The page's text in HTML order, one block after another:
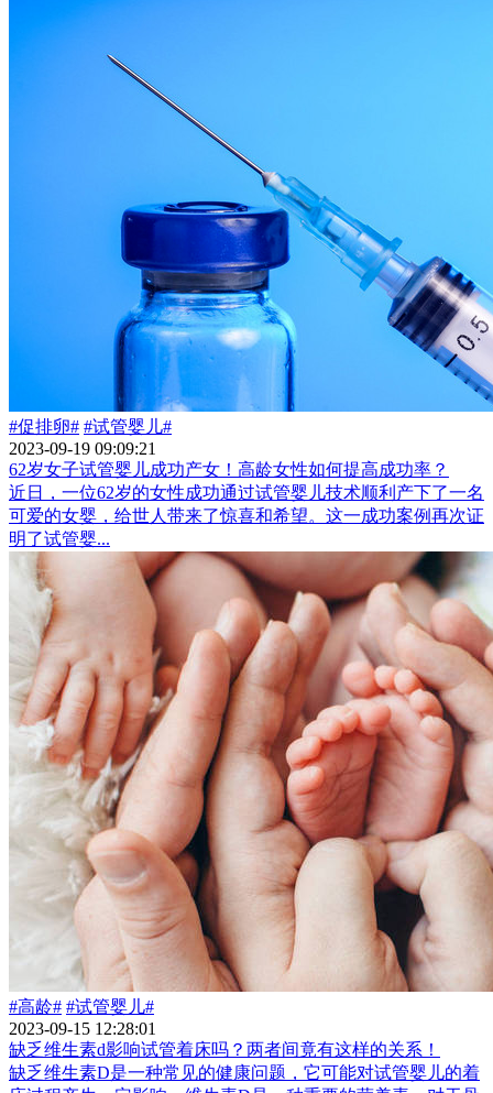
#促排卵# #试管婴儿#
2023-09-19 09:09:21
62岁女子试管婴儿成功产女！高龄女性如何提高成功率？
近日，一位62岁的女性成功通过试管婴儿技术顺利产下了一名
可爱的女婴，给世人带来了惊喜和希望。这一成功案例再次证
明了试管婴...
#高龄# #试管婴儿#
2023-09-15 12:28:01
缺乏维生素d影响试管着床吗？两者间竟有这样的关系！
缺乏维生素D是一种常见的健康问题，它可能对试管婴儿的着